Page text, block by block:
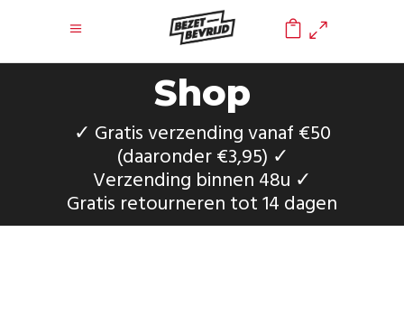
0
Shop
✓ Gratis verzending vanaf €50
(daaronder €3,95) ✓
Verzending binnen 48u ✓
Gratis retourneren tot 14 dagen